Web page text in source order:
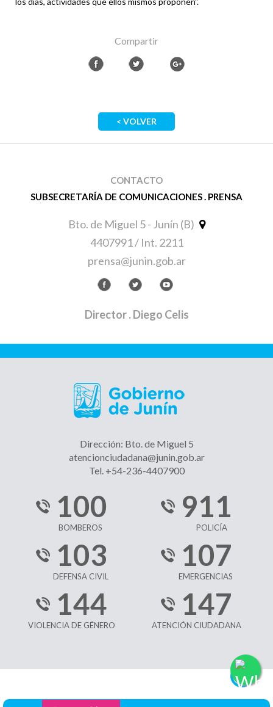
Compartir
< VOLVER
CONTACTO
SUBSECRETARÍA DE COMUNICACIONES . PRENSA
Bto. de Miguel 5 - Junín (B)
4407991 / Int. 2211
prensa@junin.gob.ar
Director. Diego Celis
Dirección: Bto. de Miguel 5
atencionciudadana@junin.gob.ar
Tel. +54-236-4407900
100
BOMBEROS
911
POLICÍA
103
DEFENSA CIVIL
107
EMERGENCIAS
144
VIOLENCIA DE GÉNERO
147
ATENCIÓN CIUDADANA